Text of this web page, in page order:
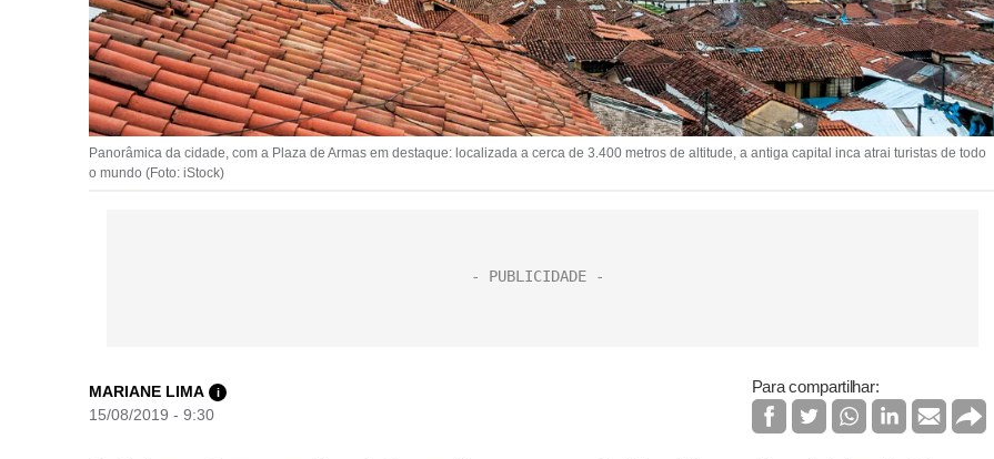
Panorâmica da cidade, com a Plaza de Armas em destaque: localizada a cerca de 3.400 metros de altitude, a antiga capital inca atrai turistas de todo
o mundo (Foto: iStock)
MARIANE LIMA i
15/08/2019 - 9:30
Para compartilhar: